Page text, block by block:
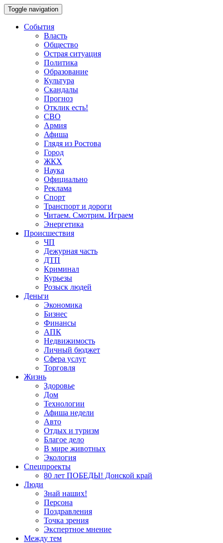
Toggle navigation
События
Власть
Общество
Острая ситуация
Политика
Образование
Культура
Скандалы
Прогноз
Отклик есть!
СВО
Армия
Афиша
Глядя из Ростова
Город
ЖКХ
Наука
Официально
Реклама
Спорт
Транспорт и дороги
Читаем. Смотрим. Играем
Энергетика
Происшествия
ЧП
Дежурная часть
ДТП
Криминал
Курьезы
Розыск людей
Деньги
Экономика
Бизнес
Финансы
АПК
Недвижимость
Личный бюджет
Сфера услуг
Торговля
Жизнь
Здоровье
Дом
Технологии
Афиша недели
Авто
Отдых и туризм
Благое дело
В мире животных
Экология
Спецпроекты
80 лет ПОБЕДЫ! Донской край
Люди
Знай наших!
Персона
Поздравления
Точка зрения
Экспертное мнение
Между тем